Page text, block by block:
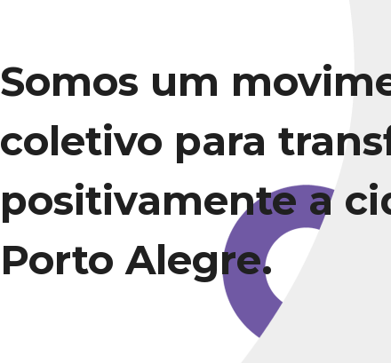
Somos um
coletivo para
positivamente a
Porto Alegre.